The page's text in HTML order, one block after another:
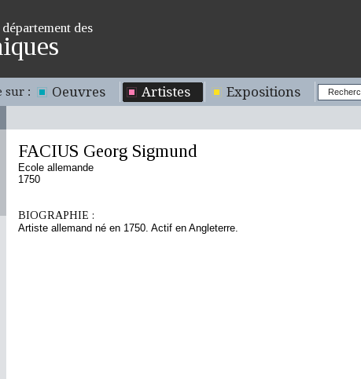
des
sur : Oeuvres Artistes Expositions
FACIUS Georg Sigmund
Ecole allemande
1750
BIOGRAPHIE :
Artiste allemand né en 1750. Actif en Angleterre.